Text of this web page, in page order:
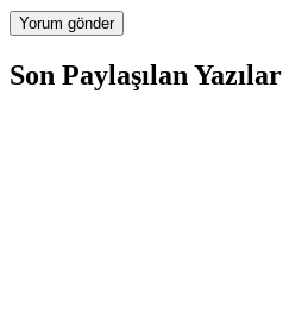
Son Paylaşılan Yazılar